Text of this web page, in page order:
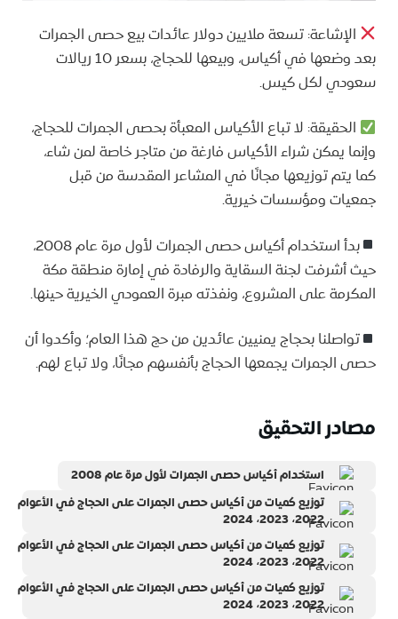
الإشاعة: تسعة ملايين دولار عائدات بيع حصى الجمرات
بعد وضعها في أكياس، وبيعها للحجاج، بسعر 10 ريالات
سعودي لكل كيس.
الحقيقة: لا تباع الأكياس المعبأة بحصى الجمرات للحجاج،
وإنما يمكن شراء الأكياس فارغة من متاجر خاصة لمن شاء،
كما يتم توزيعها مجانًا في المشاعر المقدسة من قبل
جمعيات ومؤسسات خيرية.
بدأ استخدام أكياس حصى الجمرات لأول مرة عام 2008،
حيث أشرفت لجنة السقاية والرفادة في إمارة منطقة مكة
المكرمة على المشروع، ونفذته مبرة العمودي الخيرية حينها.
تواصلنا بحجاج يمنيين عائدين من حج هذا العام؛ وأكدوا أن
حصى الجمرات يجمعها الحجاج بأنفسهم مجانًا، ولا تباع لهم.
مصادر التحقيق
استخدام أكياس حصى الجمرات لأول مرة عام 2008
توزيع كميات من أكياس حصى الجمرات على الحجاج في الأعوام
2022، 2023، 2024
توزيع كميات من أكياس حصى الجمرات على الحجاج في الأعوام
2022، 2023، 2024
توزيع كميات من أكياس حصى الجمرات على الحجاج في الأعوام
2022، 2023، 2024